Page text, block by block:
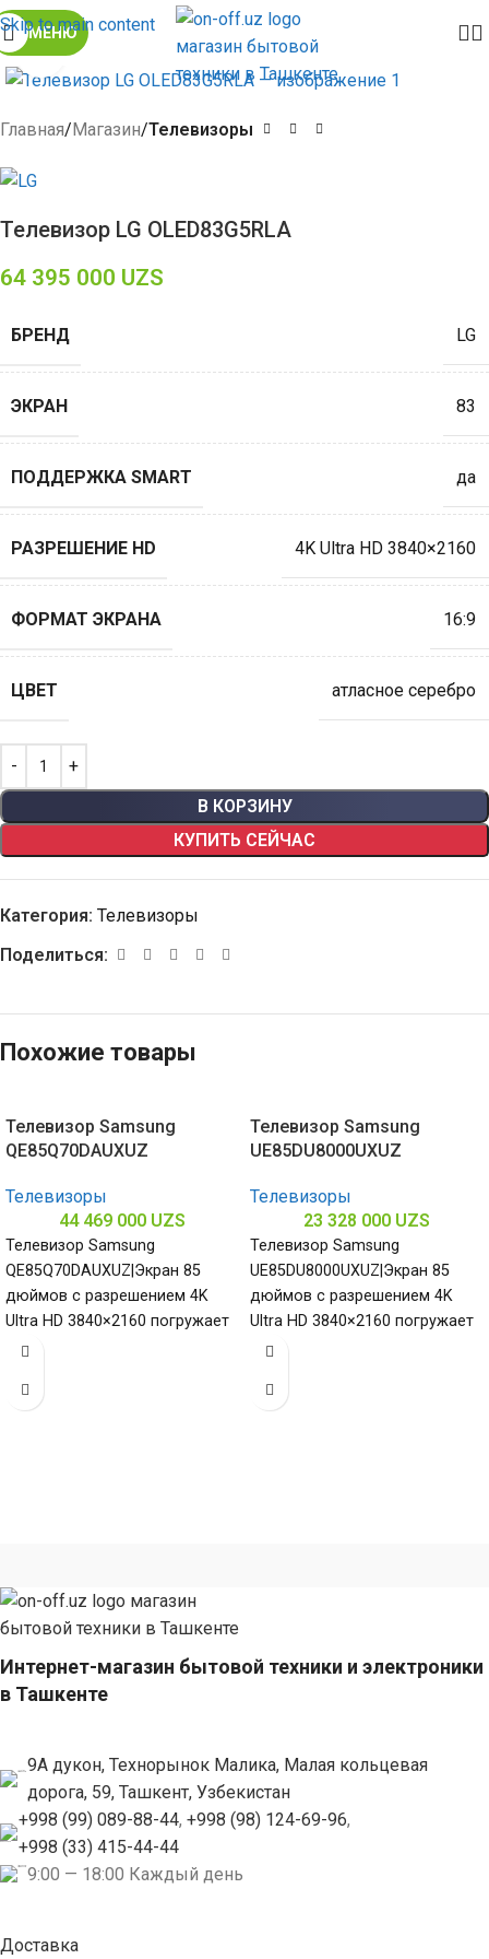
Skip to main content
МЕНЮ
Click to enlarge
Главная Магазин Телевизоры
Телевизор LG OLED83G5RLA
64 395 000 UZS
БРЕНД LG
ЭКРАН 83
ПОДДЕРЖКА SMART да
РАЗРЕШЕНИЕ HD 4K Ultra HD 3840×2160
ФОРМАТ ЭКРАНА 16:9
ЦВЕТ атласное серебро
В КОРЗИНУ
КУПИТЬ СЕЙЧАС
Категория: Телевизоры
Поделиться:
Похожие товары
Телевизор Samsung
QE85Q70DAUXUZ
Телевизоры
44 469 000 UZS
Телевизор Samsung
QE85Q70DAUXUZ|Экран 85
дюймов с разрешением 4K
Ultra HD 3840×2160 погружает
в мир ярких красок и деталей
Телевизор Samsung
UE85DU8000UXUZ
Телевизоры
23 328 000 UZS
Телевизор Samsung
UE85DU8000UXUZ|Экран 85
дюймов с разрешением 4K
Ultra HD 3840×2160 погружает
в мир ярких красок и деталей
Интернет-магазин бытовой техники и электроники
в Ташкенте
9А дукон, Технорынок Малика, Малая кольцевая
дорога, 59, Ташкент, Узбекистан
+998 (99) 089-88-44, +998 (98) 124-69-96,
+998 (33) 415-44-44
9:00 — 18:00 Каждый день
Доставка